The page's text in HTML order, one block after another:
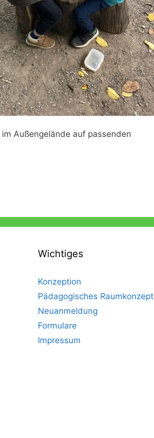
Außengelände auf passenden
Wichtiges
Konzeption
Pädagogisches Raumkonzept
Neuanmeldung
Formulare
Impressum